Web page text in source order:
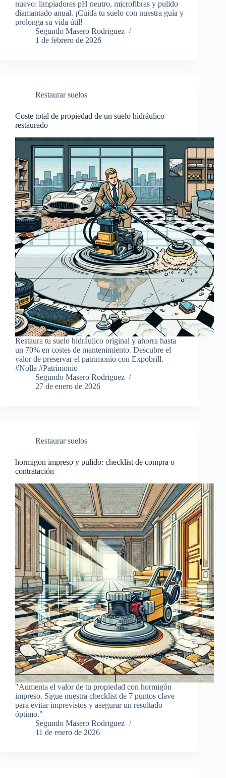
nuevo: limpiadores pH neutro, microfibras y pulido
diamantado anual. ¡Cuida tu suelo con nuestra guía y
prolonga su vida útil!
Segundo Masero Rodriguez
1 de febrero de 2026
Restaurar suelos
Coste total de propiedad de un suelo hidráulico
restaurado
Restaura tu suelo hidráulico original y ahorra hasta
un 70% en costes de mantenimiento. Descubre el
valor de preservar el patrimonio con Expobrill.
#Nolla #Patrimonio
Segundo Masero Rodriguez
27 de enero de 2026
Restaurar suelos
hormigon impreso y pulido: checklist de compra o
contratación
"Aumenta el valor de tu propiedad con hormigón
impreso. Sigue nuestra checklist de 7 puntos clave
para evitar imprevistos y asegurar un resultado
óptimo."
Segundo Masero Rodriguez
11 de enero de 2026